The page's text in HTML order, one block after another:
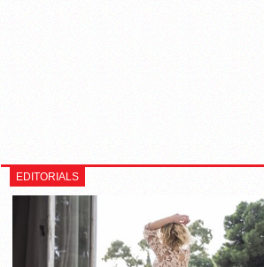
EDITORIALS